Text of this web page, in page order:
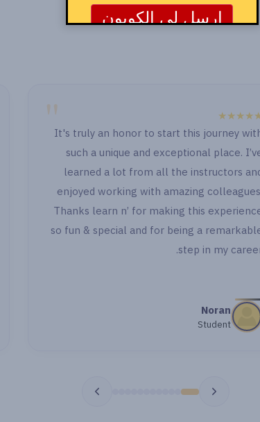
"It's
so
" الصراحة الدنيا حلوة جدا حصوصا انكو
وكمان بعد ما خلصت اول جزء وجيت
قدامي حاجة رجعت اسأل اهتميتوا بالاسئلة
تبقوا معايا خطوة خطوة بجد شكرا جدا "